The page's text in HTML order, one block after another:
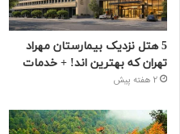
5 هتل نزدیک بیمارستان مهراد
تهران که بهترین‌ اند! + خدمات
2 هفته پیش